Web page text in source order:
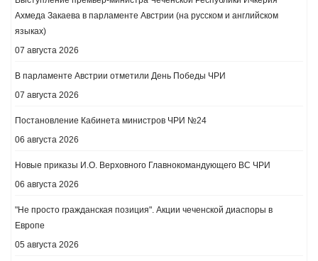
Ахмеда Закаева в парламенте Австрии (на русском и английском
языках)
07 августа 2026
В парламенте Австрии отметили День Победы ЧРИ
07 августа 2026
Постановление Кабинета министров ЧРИ №24
06 августа 2026
Новые приказы И.О. Верховного Главнокомандующего ВС ЧРИ
06 августа 2026
"Не просто гражданская позиция". Акции чеченской диаспоры в
Европе
05 августа 2026